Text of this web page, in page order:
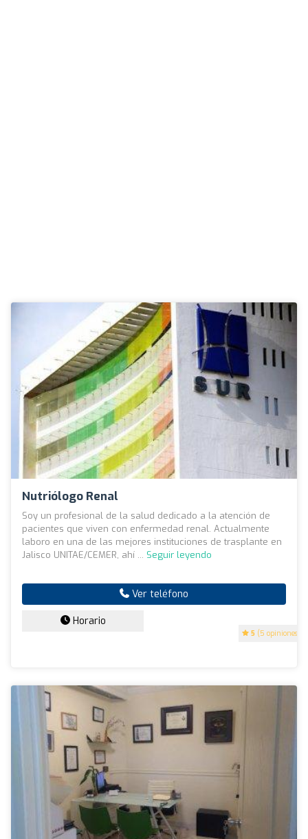
Nutriólogo Renal
5 (5 opiniones)
Soy un profesional de la salud dedicado a la atención de
pacientes que viven con enfermedad renal. Actualmente
laboro en una de las mejores instituciones de trasplante en
Jalisco UNITAE/CEMER, ahí ... Seguir leyendo
Ver teléfono
Horario